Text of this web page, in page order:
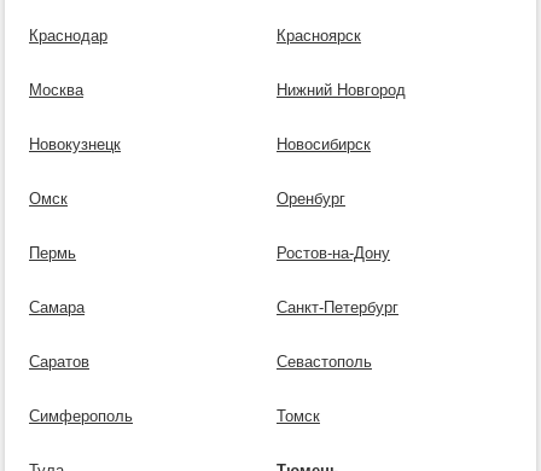
Краснодар Красноярск
Москва Нижний Новгород
Новокузнецк Новосибирск
Омск Оренбург
Пермь Ростов-на-Дону
Самара Санкт-Петербург
Саратов Севастополь
Симферополь Томск